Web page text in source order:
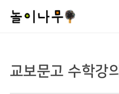
교보문고 수학강의